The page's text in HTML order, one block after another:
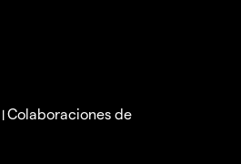
|Colaboraciones de